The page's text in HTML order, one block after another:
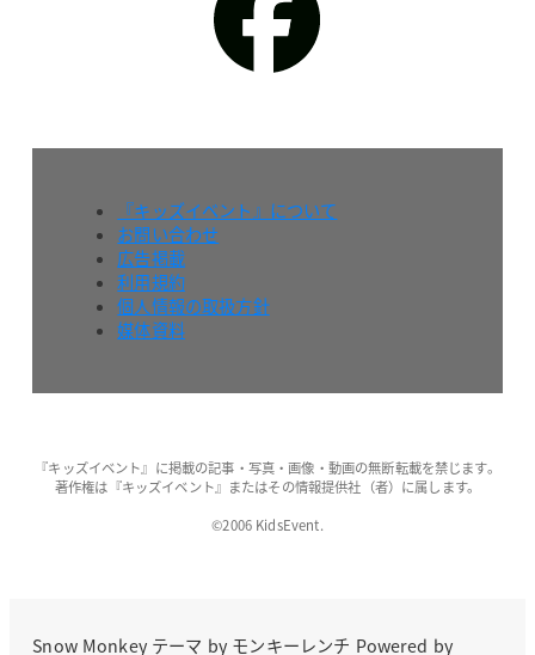
『キッズイベント』について
お問い合わせ
広告掲載
利用規約
個人情報の取扱方針
媒体資料
『キッズイベント』に掲載の記事・写真・画像・動画の無断転載を禁じます。
著作権は『キッズイベント』またはその情報提供社（者）に属します。
©2006 KidsEvent.
Snow Monkeyテーマ by モンキーレンチ Powered by